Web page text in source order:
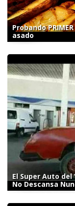
Probando
asado
El Super Auto
No Descansa